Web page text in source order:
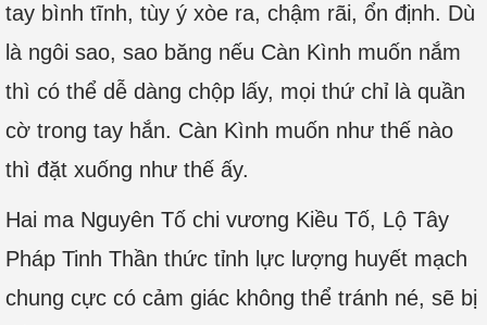
tay bình tĩnh, tùy ý xòe ra, chậm rãi, ổn định. Dù
là ngôi sao, sao băng nếu Càn Kình muốn nắm
thì có thể dễ dàng chộp lấy, mọi thứ chỉ là quần
cờ trong tay hắn. Càn Kình muốn như thế nào
thì đặt xuống như thế ấy.
Hai ma Nguyên Tố chi vương Kiều Tố, Lộ Tây
Pháp Tinh Thần thức tỉnh lực lượng huyết mạch
chung cực có cảm giác không thể tránh né, sẽ bị